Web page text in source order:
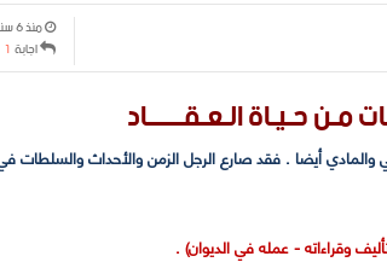
منذ 6 سنوات
اجابة1
مـن حـيـاة الـعـقــــــاد
والمادي أيضا . فقد صارع الرجل الزمن والأحداث
وقراءاته - عمله في الديوان) .